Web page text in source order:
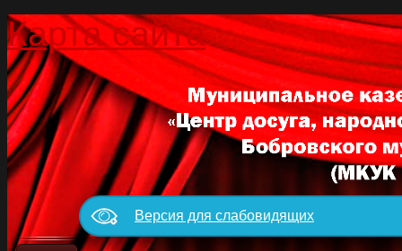
Карта сайта
Версия для слабовидящих